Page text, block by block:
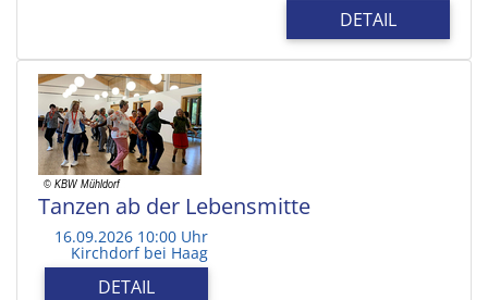
DETAIL
Tanzen ab der Lebensmitte
16.09.2026 10:00 Uhr
Kirchdorf bei Haag
DETAIL